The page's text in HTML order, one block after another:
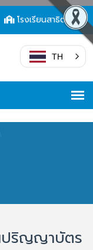
โรงเรียนสาธิต
TH
ปริญญาบัตร